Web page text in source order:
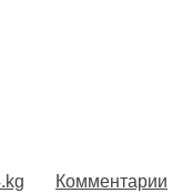
Комментарии